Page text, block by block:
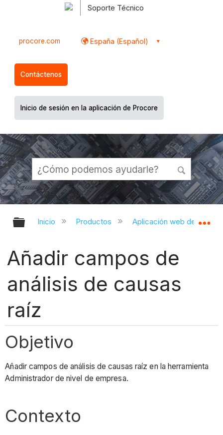
Soporte Técnico
procore.com España (Español)
Contáctenos
Inicio de sesión en la aplicación de Procore
Expandir/contraer jerarquía global
Inicio Productos Aplicación web de
Añadir campos de
análisis de causas
raíz
Objetivo
Añadir campos de análisis de causas raíz en la herramienta
Administrador de nivel de empresa.
Contexto